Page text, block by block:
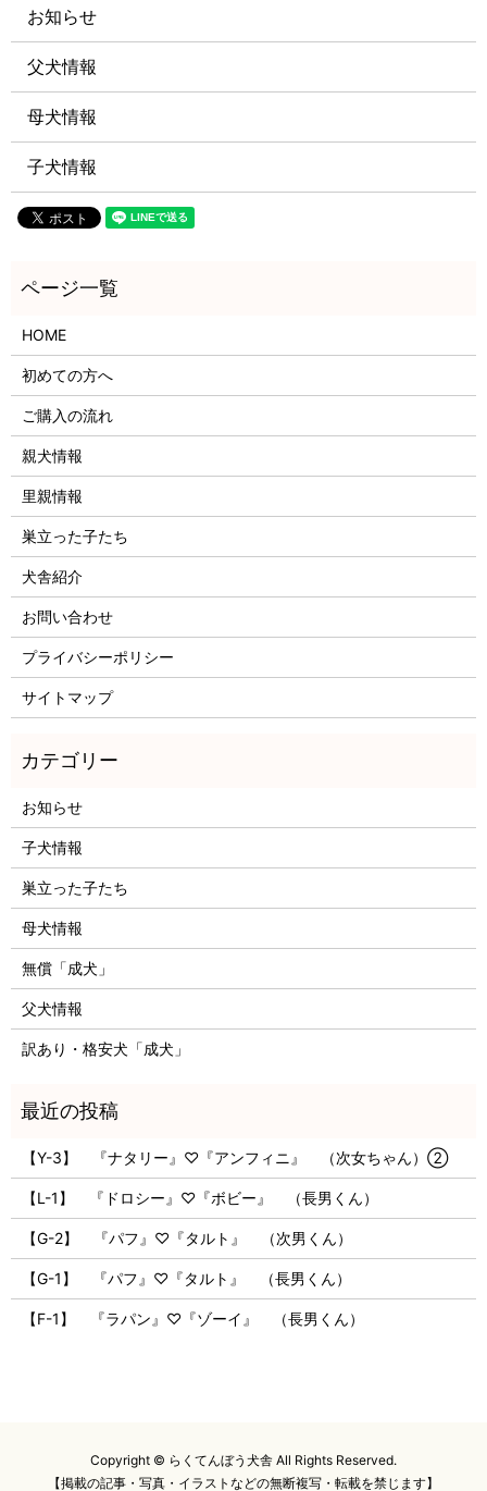
お知らせ
父犬情報
母犬情報
子犬情報
HOME
初めての方へ
ご購入の流れ
親犬情報
里親情報
巣立った子たち
犬舎紹介
お問い合わせ
プライバシーポリシー
サイトマップ
お知らせ
子犬情報
巣立った子たち
母犬情報
無償「成犬」
父犬情報
訳あり・格安犬「成犬」
【Y-3】 『ナタリー』♡『アンフィニ』 （次女ちゃん）②
【L-1】 『ドロシー』♡『ボビー』 （長男くん）
【G-2】 『パフ』♡『タルト』 （次男くん）
【G-1】 『パフ』♡『タルト』 （長男くん）
【F-1】 『ラパン』♡『ゾーイ』 （長男くん）
Copyright © らくてんぼう犬舎 All Rights Reserved.
【掲載の記事・写真・イラストなどの無断複写・転載を禁じます】